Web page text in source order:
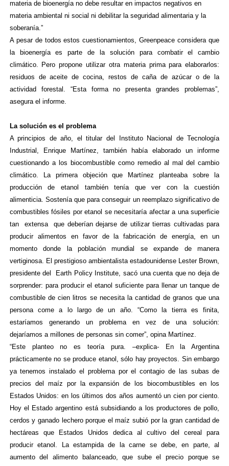
materia de bioenergía no debe resultar en impactos negativos en
materia ambiental ni social ni debilitar la seguridad alimentaria y la
soberanía.”
A pesar de todos estos cuestionamientos, Greenpeace considera que
la bioenergía es parte de la solución para combatir el cambio
climático. Pero propone utilizar otra materia prima para elaborarlos:
residuos de aceite de cocina, restos de caña de azúcar o de la
actividad forestal. “Esta forma no presenta grandes problemas”,
asegura el informe.
La solución es el problema
A principios de año, el titular del Instituto Nacional de Tecnología
Industrial, Enrique Martínez, también había elaborado un informe
cuestionando a los biocombustible como remedio al mal del cambio
climático. La primera objeción que Martínez planteaba sobre la
producción de etanol también tenía que ver con la cuestión
alimenticia. Sostenía que para conseguir un reemplazo significativo de
combustibles fósiles por etanol se necesitaría afectar a una superficie
tan
extensa
que deberían dejarse de utilizar tierras cultivadas para
producir alimentos en favor de la fabricación de energía, en un
momento donde la población mundial se expande de manera
vertiginosa. El prestigioso ambientalista estadounidense Lester Brown,
presidente del
Earth Policy Institute, sacó una cuenta que no deja de
sorprender: para producir el etanol suficiente para llenar un tanque de
combustible de cien litros se necesita la cantidad de granos que una
persona come a lo largo de un año. “Como la tierra es finita,
estaríamos generando un problema en vez de una solución:
dejaríamos a millones de personas sin comer”, opina Martínez.
“Este planteo no es teoría pura. –explica- En la Argentina
prácticamente no se produce etanol, sólo hay proyectos. Sin embargo
ya tenemos instalado el problema por el contagio de las subas de
precios del maíz por la expansión de los biocombustibles en los
Estados Unidos: en los últimos dos años aumentó un cien por ciento.
Hoy el Estado argentino está subsidiando a los productores de pollo,
cerdos y ganado lechero porque el maíz subió por la gran cantidad de
hectáreas que Estados Unidos dedica al cultivo del cereal para
producir etanol. La estampida de la carne se debe, en parte, al
aumento del alimento balanceado, que sube el precio porque se